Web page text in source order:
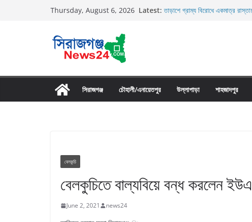
Thursday, August 6, 2026 Latest: তাড়াশে গ্রাম্য বিরোধে একমাত্র
সিরাজগঞ্জ চৌহালী/এনায়েতপুর উল্লাপাড়া শাহজাদপুর
বেলকুচি
বেলকুচিতে বাল্যবিয়ে বন্ধ করলেন
June 2, 2021 news24